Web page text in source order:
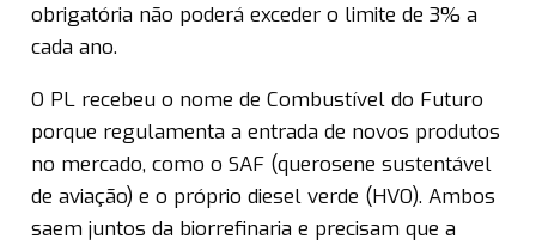
obrigatória não poderá exceder o limite de 3% a
cada ano.
O PL recebeu o nome de Combustível do Futuro
porque regulamenta a entrada de novos produtos
no mercado, como o SAF (querosene sustentável
de aviação) e o próprio diesel verde (HVO). Ambos
saem juntos da biorrefinaria e precisam que a